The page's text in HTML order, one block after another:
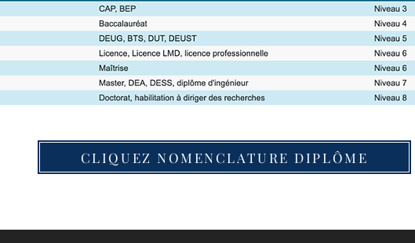
CLIQUEZ NOMENCLATURE DIPLÔME